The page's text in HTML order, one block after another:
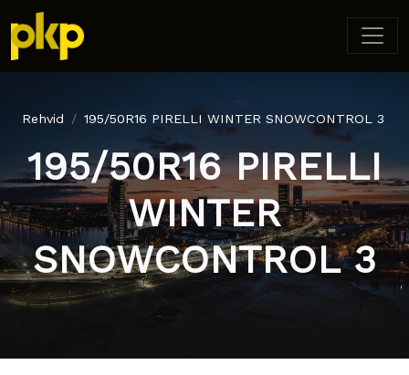
Rehvid 195/50R16 PIRELLI WINTER SNOWCONTROL 3
195/50R16 PIRELLI
WINTER
SNOWCONTROL 3